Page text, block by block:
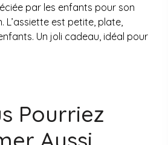
par les enfants pour son
L’assiette est petite, plate,
Un joli cadeau, idéal pour
Pourriez